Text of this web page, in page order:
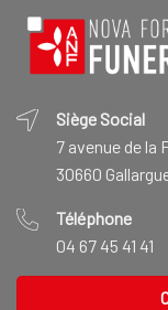
Siège Social
7 avenue de la
30660
Téléphone
04 67 45 41 41